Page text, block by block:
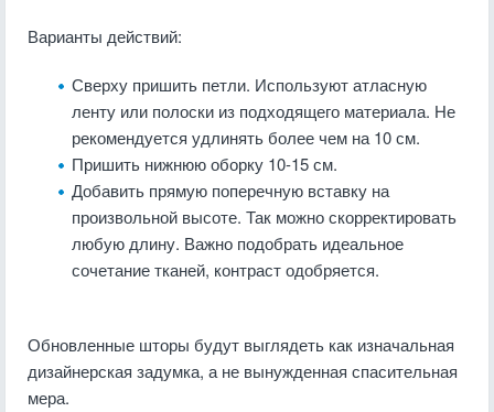
Варианты действий:
Сверху пришить петли. Используют атласную
ленту или полоски из подходящего материала. Не
рекомендуется удлинять более чем на 10 см.
Пришить нижнюю оборку 10-15 см.
Добавить прямую поперечную вставку на
произвольной высоте. Так можно скорректировать
любую длину. Важно подобрать идеальное
сочетание тканей, контраст одобряется.
Обновленные шторы будут выглядеть как изначальная
дизайнерская задумка, а не вынужденная спасительная
мера.